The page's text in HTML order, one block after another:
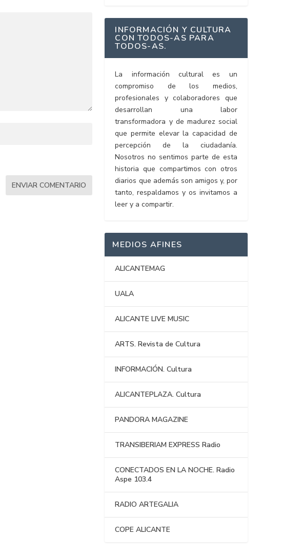
INFORMACIÓN Y CULTURA
CON TODOS-AS PARA
TODOS-AS.
La información cultural es un
compromiso de los medios,
profesionales y colaboradores que
desarrollan una labor
transformadora y de madurez social
que permite elevar la capacidad de
percepción de la ciudadanía.
Nosotros no sentimos parte de esta
historia que compartimos con otros
diarios que además son amigos y, por
tanto, respaldamos y os invitamos a
leer y a compartir.
MEDIOS AFINES
ALICANTEMAG
UALA
ALICANTE LIVE MUSIC
ARTS. Revista de Cultura
INFORMACIÓN. Cultura
ALICANTEPLAZA. Cultura
PANDORA MAGAZINE
TRANSIBERIAM EXPRESS Radio
CONECTADOS EN LA NOCHE. Radio
Aspe 103.4
RADIO ARTEGALIA
COPE ALICANTE